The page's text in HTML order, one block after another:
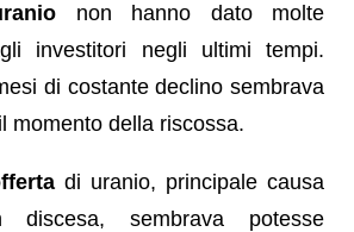
non hanno dato molte
investitori negli ultimi tempi.
di costante declino sembrava
momento della riscossa.
di uranio, principale causa
sembrava potesse